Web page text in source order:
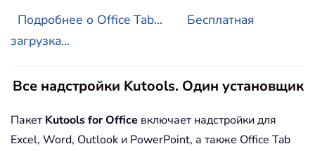
Подробнее о Office Tab...
Бесплатная
загрузка...
Все надстройки Kutools. Один установщик
Пакет Kutools for Office включает надстройки для
Excel, Word, Outlook и PowerPoint, а также Office Tab